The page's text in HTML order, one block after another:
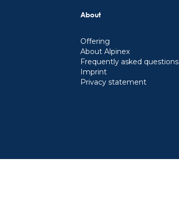
About
Offering
About Alpinex
Frequently asked questions
Imprint
Privacy statement